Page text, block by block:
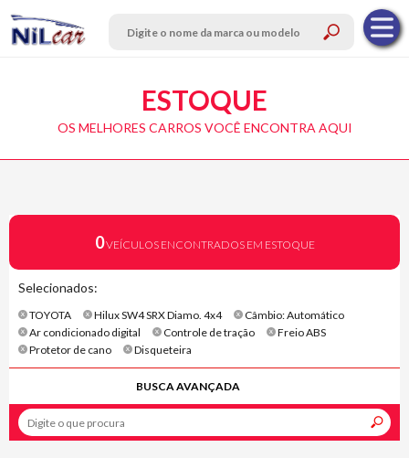
ESTOQUE
OS MELHORES CARROS VOCÊ ENCONTRA AQUI
0VEÍCULOS ENCONTRADOS EM ESTOQUE
Selecionados:
TOYOTA Hilux SW4 SRX Diamo. 4x4
Câmbio: Automático
Ar condicionado digital
Controle de tração
Freio ABS
Protetor de cano
Disqueteira
BUSCA AVANÇADA